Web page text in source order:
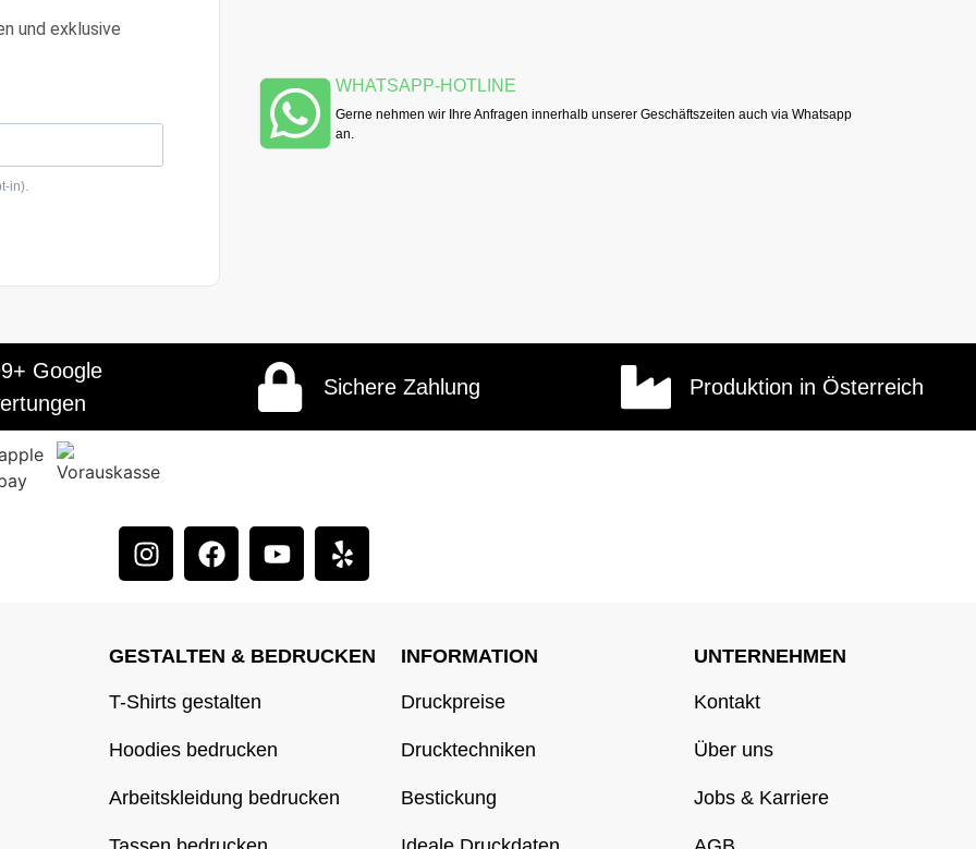
und exklusive
in).
WHATSAPP-HOTLINE
Gerne nehmen wir Ihre Anfragen innerhalb unserer Geschäftszeiten auch via Whatsapp
an.
Google
Sichere Zahlung Produktion in Österreich
GESTALTEN & BEDRUCKEN
T-Shirts gestalten
Hoodies bedrucken
Arbeitskleidung bedrucken
INFORMATION
Druckpreise
Drucktechniken
Bestickung
UNTERNEHMEN
Kontakt
Über uns
Jobs & Karriere